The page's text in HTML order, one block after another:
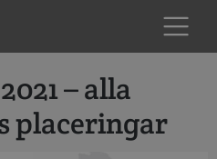
– alla
placeringar